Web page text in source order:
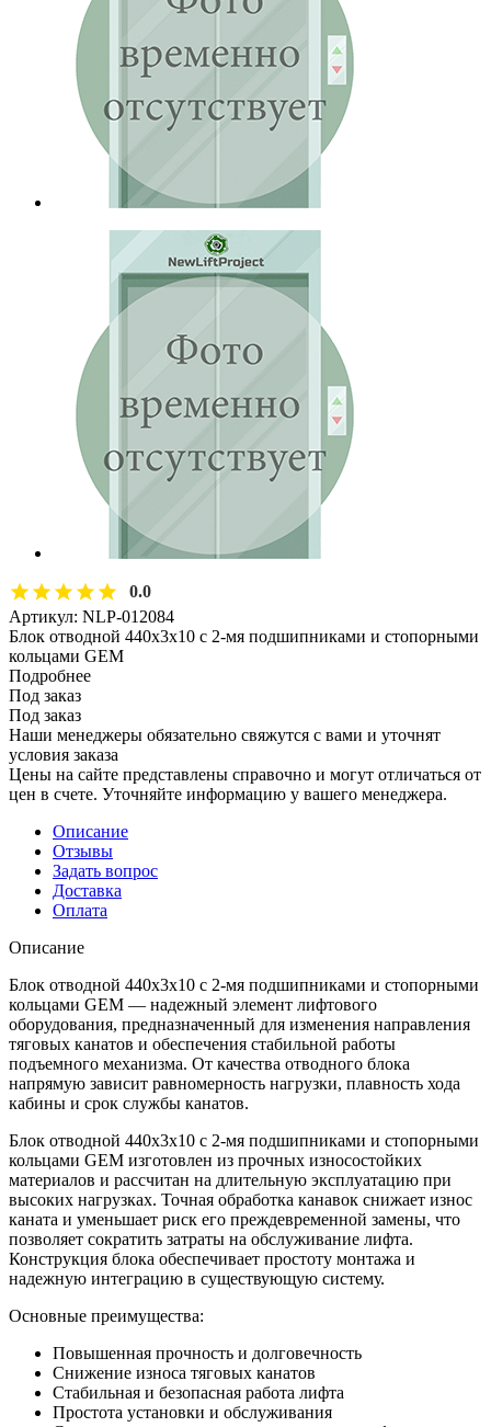
0.0
Артикул: NLP-012084
Блок отводной 440х3х10 с 2-мя подшипниками и стопорными
кольцами GEM
Подробнее
Под заказ
Под заказ
Наши менеджеры обязательно свяжутся с вами и уточнят
условия заказа
Цены на сайте представлены справочно и могут отличаться от
цен в счете. Уточняйте информацию у вашего менеджера.
Описание
Отзывы
Задать вопрос
Доставка
Оплата
Описание
Блок отводной 440х3х10 с 2-мя подшипниками и стопорными
кольцами GEM — надежный элемент лифтового
оборудования, предназначенный для изменения направления
тяговых канатов и обеспечения стабильной работы
подъемного механизма. От качества отводного блока
напрямую зависит равномерность нагрузки, плавность хода
кабины и срок службы канатов.
Блок отводной 440х3х10 с 2-мя подшипниками и стопорными
кольцами GEM изготовлен из прочных износостойких
материалов и рассчитан на длительную эксплуатацию при
высоких нагрузках. Точная обработка канавок снижает износ
каната и уменьшает риск его преждевременной замены, что
позволяет сократить затраты на обслуживание лифта.
Конструкция блока обеспечивает простоту монтажа и
надежную интеграцию в существующую систему.
Основные преимущества:
Повышенная прочность и долговечность
Снижение износа тяговых канатов
Стабильная и безопасная работа лифта
Простота установки и обслуживания